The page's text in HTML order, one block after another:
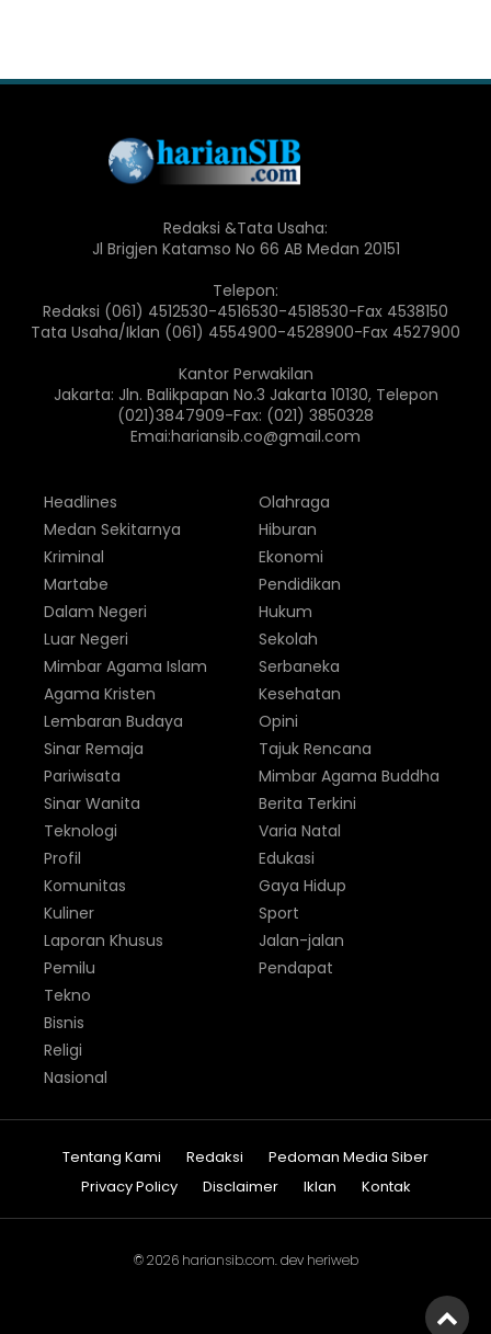
Redaksi &Tata Usaha:
Jl Brigjen Katamso No 66 AB Medan 20151
Telepon:
Redaksi (061) 4512530-4516530-4518530-Fax 4538150
Tata Usaha/Iklan (061) 4554900-4528900-Fax 4527900
Kantor Perwakilan
Jakarta: Jln. Balikpapan No.3 Jakarta 10130, Telepon
(021)3847909-Fax: (021) 3850328
Emai:hariansib.co@gmail.com
Headlines
Medan Sekitarnya
Kriminal
Martabe
Dalam Negeri
Luar Negeri
Olahraga
Hiburan
Ekonomi
Pendidikan
Hukum
Sekolah
Mimbar Agama Islam
Agama Kristen
Lembaran Budaya
Sinar Remaja
Pariwisata
Sinar Wanita
Serbaneka
Kesehatan
Opini
Tajuk Rencana
Mimbar Agama Buddha
Berita Terkini
Teknologi
Profil
Komunitas
Kuliner
Laporan Khusus
Pemilu
Varia Natal
Edukasi
Gaya Hidup
Sport
Jalan-jalan
Pendapat
Tekno
Bisnis
Religi
Nasional
Tentang Kami Redaksi
Pedoman Media Siber
Privacy Policy
Disclaimer Iklan Kontak
© 2026 hariansib.com. dev heriweb